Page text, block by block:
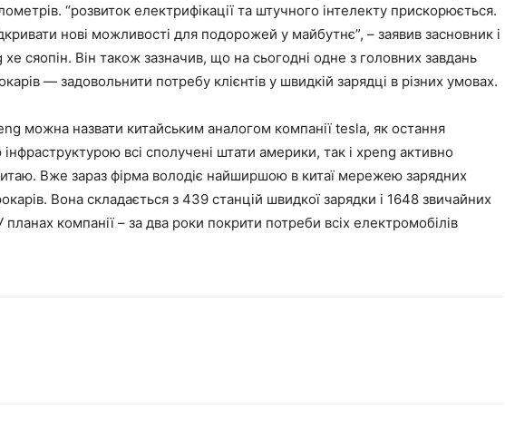
“розвиток електрифікації та штучного інтелекту прискорюється.
нові можливості для подорожей у майбутнє”, – заявив засновник і
сяопін. Він також зазначив, що на сьогодні одне з головних завдань
— задовольнити потребу клієнтів у швидкій зарядці в різних умовах.
можна назвати китайським аналогом компанії tesla, як остання
всі сполучені штати америки, так і xpeng активно
Вже зараз фірма володіє найширшою в китаї мережею зарядних
Вона складається з 439 станцій швидкої зарядки і 1648 звичайних
компанії – за два роки покрити потреби всіх електромобілів